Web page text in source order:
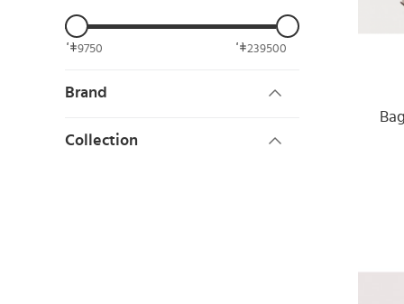
9750 239500
Brand
Collection